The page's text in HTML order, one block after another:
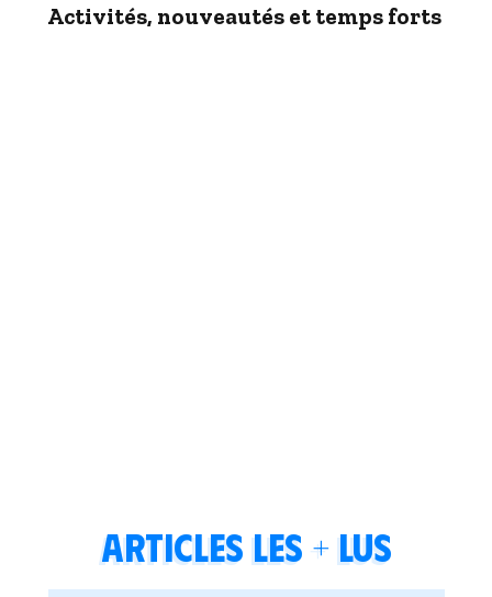
Activités, nouveautés et temps forts
Articles les + lus